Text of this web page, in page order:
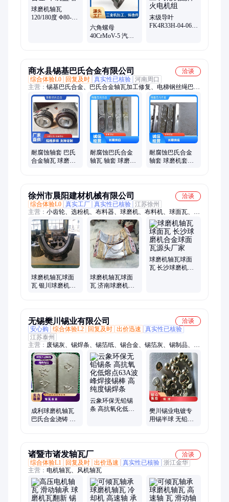
球磨机轴瓦
120/180度 Φ80-
六角螺母
40CrMoV-5 汽轮
末级导叶
FK4R33H-04-06
商水县锡基巴氏合金有限公司
洽谈
综合体验L0
回复及时 真实性已核验 河南周口
主营： 锡基巴氏合金、巴氏合金轴瓦加工修复、电梯钢丝绳巴氏
合金、低熔点锡铋合金、锡基合金棒材焊条
耐腐蚀轴套 巴氏
合金轴瓦 球磨机
耐腐蚀巴氏合金
轴瓦 轴套 球磨机
耐腐蚀巴氏合金
轴套 球磨机套瓦
徐州市晨阳建材机械有限公司
洽谈
综合体验L0 真实工厂 真实性已核验 江苏徐州
主营： 小齿轮、选粉机、布料器、球磨机、布料机、球面瓦、破
碎机、轴承座、烧结机、回转窑、减速机、联轴器、棒磨机、伞
齿轮、造粒机、水泥机、冷却机、小齿圈、包膜机、对辊机、大
齿轮、烘干机、干燥机、振动筛、立窑塔
球磨机轴瓦球面
瓦 银川球磨机合
球磨机轴瓦球面
瓦 济南球磨机合
球磨机轴瓦球面
瓦 长沙球磨机合
无锡樊川锡业有限公司
洽谈
安心购
综合体验L2 回复及时 出价迅速
真实性已核验
江苏泰州
主营： 废锡灰、锡焊条、锡箔纸、锡合金、锡箔灰、锡制品、今
日锡、公司四、无铅锡、焊锡线、焊锡丝、焊锡一、焊锡条、灰
锡丝、氯化锡、锡废品、涂锡带、0307锡渣、锡膏回收、锡制茶
漏、业收购锡、锡业焊锡、兴鸿泰锡、特级焊锡、收购锡渣
成利球磨机轴瓦
巴氏合金浇铸 锡
云象环保无铅锡
条 高抗氧化低熔
樊川锡业电镀专
用锡半球 无铅环
诸暨市诸发轴瓦厂
洽谈
综合体验L1
回复及时 出价迅速 真实性已核验 浙江金华
主营： 电机轴瓦、风机轴瓦